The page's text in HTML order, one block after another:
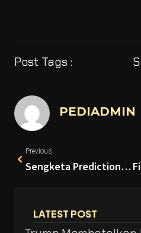
Post Tags :
PEDIADMIN
Previous
Sengketa Prediction Market Berpotensi Masuk Mahkamah Agung AS
LATEST POST